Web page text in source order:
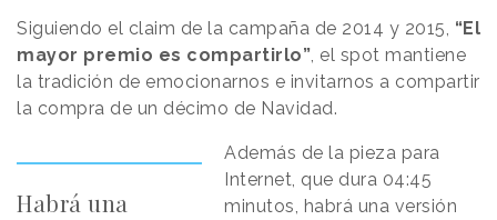
Siguiendo el claim de la campaña de 2014 y 2015, “El
mayor premio es compartirlo”, el spot mantiene
la tradición de emocionarnos e invitarnos a compartir
la compra de un décimo de Navidad.
Habrá una
Además de la pieza para
Internet, que dura 04:45
minutos, habrá una versión